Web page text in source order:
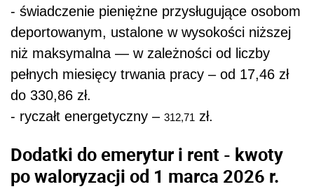
- świadczenie pieniężne przysługujące osobom
deportowanym, ustalone w wysokości niższej
niż maksymalna — w zależności od liczby
pełnych miesięcy trwania pracy – od 17,46 zł
do 330,86 zł.
- ryczałt energetyczny – 312,71 zł.
Dodatki do emerytur i rent - kwoty
po waloryzacji od 1 marca 2026 r.